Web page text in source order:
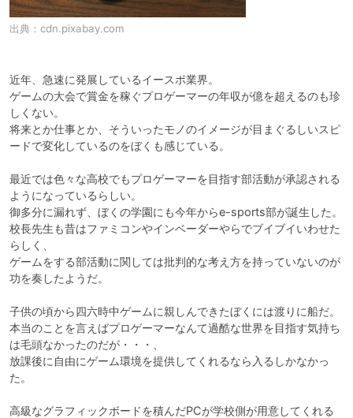
出典： cdn.pixabay.com
近年、急速に発展しているイースポ業界。
ゲームの大会で賞金を稼ぐプロゲーマーの年収が億を超えるのも珍
しくない。
将来とか仕事とか、そういったモノのイメージが目まぐるしいスピ
ードで変化しているのをぼくも感じている。
最近では色々な高校でもプロゲーマーを目指す部活動が承認される
ようになっているらしい。
御多分に漏れず、ぼくの学園にも今年からe-sports部が誕生した。
校長先生も昔はファミコンやインベーダーやらでブイブイいわせた
らしく、
ゲームをする部活動に関しては批判的な考え方を持っていないのが
功を奏したようだ。
子供の頃から四六時中ゲームに親しんできたぼくには渡りに船だ。
本当のことを言えばプロゲーマーなんて過酷な世界を目指す気持ち
は毛頭なかったのだが・・・、
放課後に自由にゲーム環境を提供してくれるなら入るしかなかっ
た。
高級なグラフィックボードを積んだPCが学校側が用意してくれる